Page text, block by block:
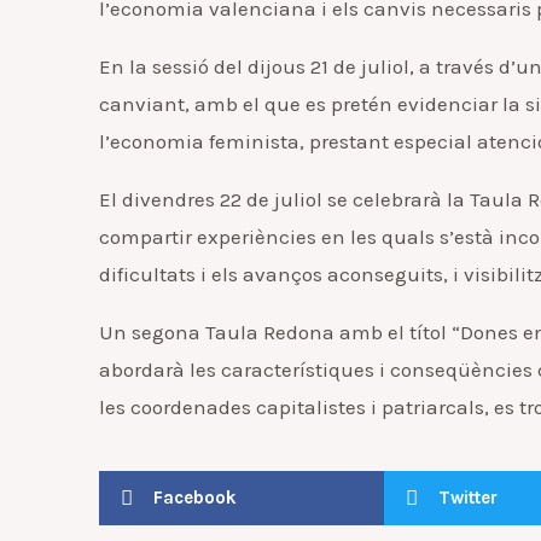
l’economia valenciana i els canvis
En la sessió del dijous 21 de juliol, a través
canviant, amb el que es pretén evidenciar la
l’economia feminista, prestant especial
El divendres 22 de juliol se celebrarà la
compartir experiències en les quals s’està
dificultats i els avanços aconseguits, i
Un segona Taula Redona amb el títol
abordarà les característiques i
les coordenades capitalistes i patriarcals, es
Facebook Twitter